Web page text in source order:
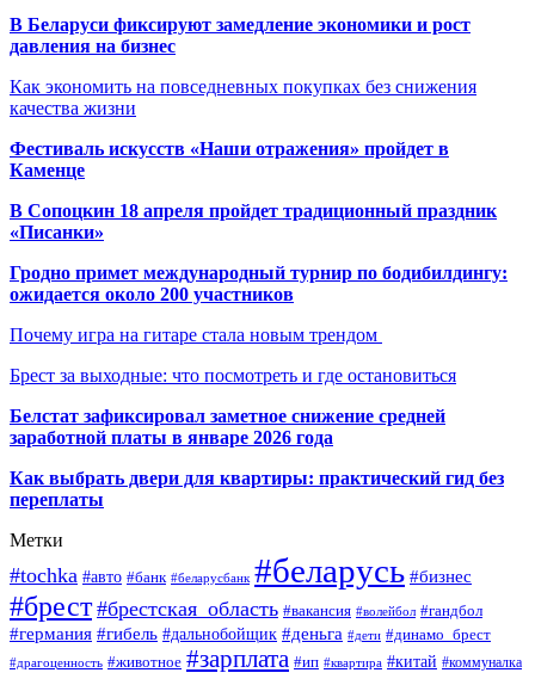
В Беларуси фиксируют замедление экономики и рост
давления на бизнес
Как экономить на повседневных покупках без снижения
качества жизни
Фестиваль искусств «Наши отражения» пройдет в
Каменце
В Сопоцкин 18 апреля пройдет традиционный праздник
«Писанки»
Гродно примет международный турнир по бодибилдингу:
ожидается около 200 участников
Почему игра на гитаре стала новым трендом
Брест за выходные: что посмотреть и где остановиться
Белстат зафиксировал заметное снижение средней
заработной платы в январе 2026 года
Как выбрать двери для квартиры: практический гид без
переплаты
Метки
#tochka #авто #банк #беларусбанк #беларусь #бизнес
#брест #брестская_область #вакансия #волейбол #гандбол
#германия #гибель #дальнобойщик #деньга #дети #динамо_брест
#драгоценность #животное #зарплата #ип #квартира #китай #коммуналка